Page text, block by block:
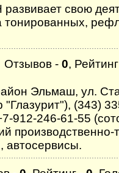
свою
тонированных,
Отзывов - 0,
Эльмаш, ул.
"Глазурит"), (343)
912-246-61-55
производственно-
автосервисы.